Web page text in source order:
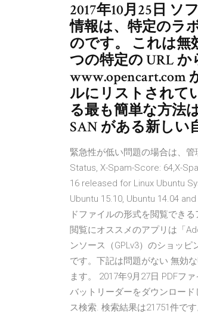
2017年10月25日
情報は、特定のラ
のです。 これは無
つの特定の URL か
www.opencart.com
ルにリストされて
る最も簡単な方法
SAN がある新しい
緊急性が低い問題の場合は、
Status, X-Spam-Score: 64,X-
16 released for Linux Ubuntu
Ubuntu 15.10, Ubuntu 14.04
ドファイルの形式を閲覧でき
閲覧にオススメのアプリは「
ンソース（GPLv3）のショッ
です。下記は問題がない 無効
ます。 2017年9月27日 PDFフ
バットリーダーをダウンロー
ス検索. 検索結果は21751件で